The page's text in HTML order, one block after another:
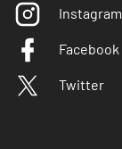
Instagram
Facebook
Twitter